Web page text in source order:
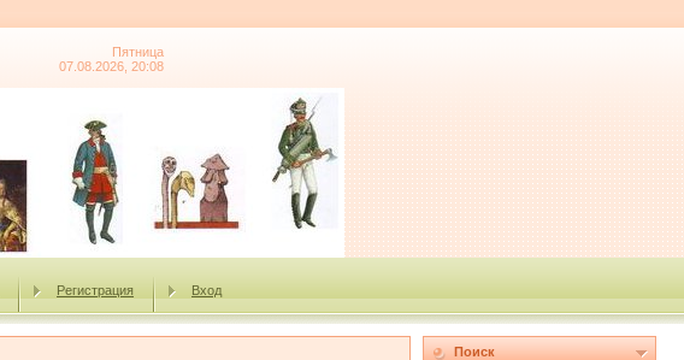
Пятница
07.08.2026, 20:08
Регистрация Вход
Поиск